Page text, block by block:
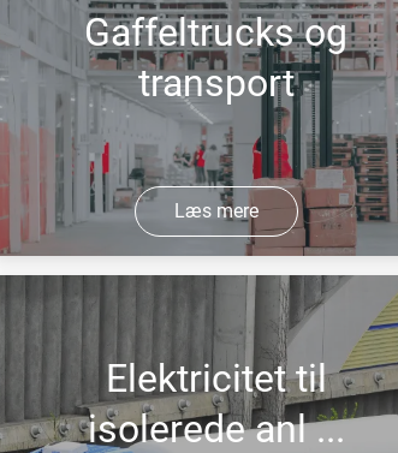
Gaffeltrucks og
transport
Læs mere
Brintdrevne lastbiler, der bruger
avanceret brændselscelleteknologi, gør
enhver operation mere effektiv og
Elektricitet til
isolerede anl ...